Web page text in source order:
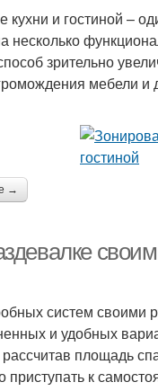
кухни и гостиной –
несколько
зрительно
мебели
→
систем своими
и удобных
площадь
приступать к